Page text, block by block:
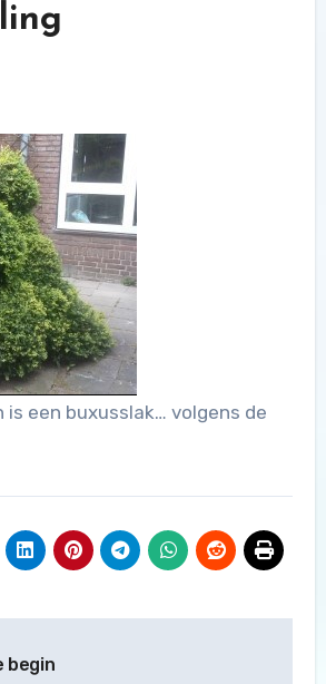
is een buxusslak… volgens de
begin